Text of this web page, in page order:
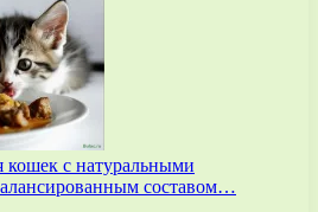
с натуральными
составом…